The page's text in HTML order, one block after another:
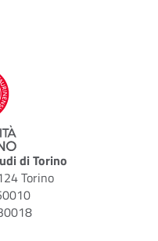
di Torino
Torino